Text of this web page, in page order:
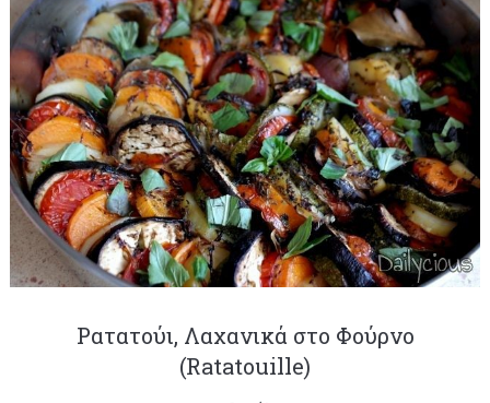
Ρατατούι, Λαχανικά στο Φούρνο
(Ratatouille)